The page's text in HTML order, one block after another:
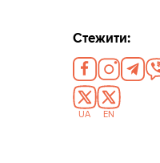
Стежити:
UA EN